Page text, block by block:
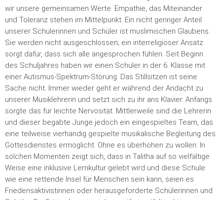
wir unsere gemeinsamen Werte. Empathie, das Miteinander
und Toleranz stehen im Mittelpunkt. Ein nicht geringer Anteil
unserer Schülerinnen und Schüler ist muslimischen Glaubens.
Sie werden nicht ausgeschlossen; ein interreligiöser Ansatz
sorgt dafür, dass sich alle angesprochen fühlen. Seit Beginn
des Schuljahres haben wir einen Schüler in der 6. Klasse mit
einer Autismus-Spektrum-Störung. Das Stillsitzen ist seine
Sache nicht. Immer wieder geht er während der Andacht zu
unserer Musiklehrerin und setzt sich zu ihr ans Klavier. Anfangs
sorgte das für leichte Nervosität. Mittlerweile sind die Lehrerin
und dieser begabte Junge jedoch ein eingespieltes Team, das
eine teilweise vierhändig gespielte musikalische Begleitung des
Gottesdienstes ermöglicht. Ohne es überhöhen zu wollen: In
solchen Momenten zeigt sich, dass in Talitha auf so vielfältige
Weise eine inklusive Lernkultur gelebt wird und diese Schule
wie eine rettende Insel für Menschen sein kann, seien es
Friedensaktivistinnen oder herausgeforderte Schülerinnen und